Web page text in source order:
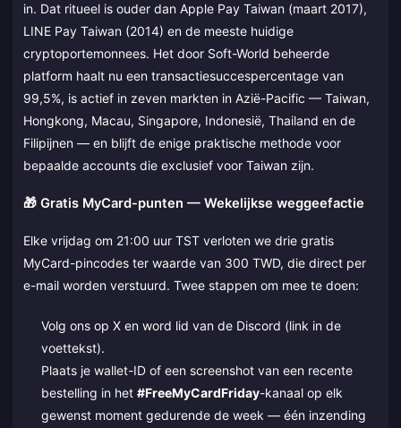
in. Dat ritueel is ouder dan Apple Pay Taiwan (maart 2017),
LINE Pay Taiwan (2014) en de meeste huidige
cryptoportemonnees. Het door Soft-World beheerde
platform haalt nu een transactiesuccespercentage van
99,5%, is actief in zeven markten in Azië-Pacific — Taiwan,
Hongkong, Macau, Singapore, Indonesië, Thailand en de
Filipijnen — en blijft de enige praktische methode voor
bepaalde accounts die exclusief voor Taiwan zijn.
🎁 Gratis MyCard-punten — Wekelijkse weggeefactie
Elke vrijdag om 21:00 uur TST verloten we drie gratis
MyCard-pincodes ter waarde van 300 TWD, die direct per
e-mail worden verstuurd. Twee stappen om mee te doen:
Volg ons op X en word lid van de Discord (link in de
voettekst).
Plaats je wallet-ID of een screenshot van een recente
bestelling in het #FreeMyCardFriday-kanaal op elk
gewenst moment gedurende de week — één inzending